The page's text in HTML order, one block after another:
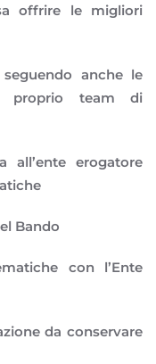
offrire le migliori
anche le
proprio team di
all’ente erogatore
Bando
con l’Ente
da conservare